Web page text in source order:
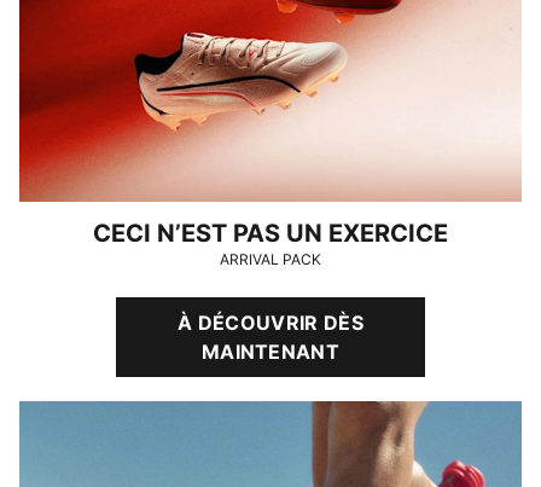
CECI N’EST PAS UN EXERCICE
ARRIVAL PACK
À DÉCOUVRIR DÈS
MAINTENANT